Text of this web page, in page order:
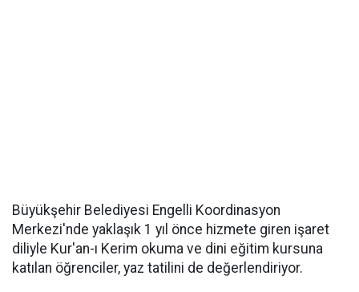
Büyükşehir Belediyesi Engelli Koordinasyon
Merkezi'nde yaklaşık 1 yıl önce hizmete giren işaret
diliyle Kur'an-ı Kerim okuma ve dini eğitim kursuna
katılan öğrenciler, yaz tatilini de değerlendiriyor.